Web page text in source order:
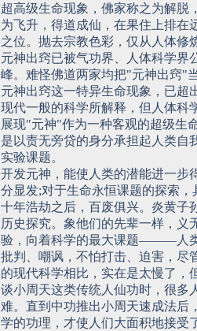
超高级生命现象，佛家称之为解脱
为飞升，得道成仙，在果住上排在
之位。抛去宗教色彩，仅从人体修
元神出窍已被气功界、人体科学界
峰。难怪佛道两家均把"元神出窍"
元神出窍这一特异生命现象，已超
现代一般的科学所解释，但人体科
展现"元神"作为一种客观的超级生
是以责无旁贷的身分承担起人类自
实验课题。
开发元神，能使人类的潜能进一步
分显发;对于生命永恒课题的探索，
十年浩劫之后，百废俱兴。炎黄子
历史探究。象他们的先辈一样，义
验，向着科学的最大课题―――人
批判、嘲讽，不怕打击、迫害，尽
的现代科学相比，实在是太慢了，
谈小周天这类传统人仙功时，很多
难。直到中功推出小周天速成法后
学的功理，才使人们大面积地接受